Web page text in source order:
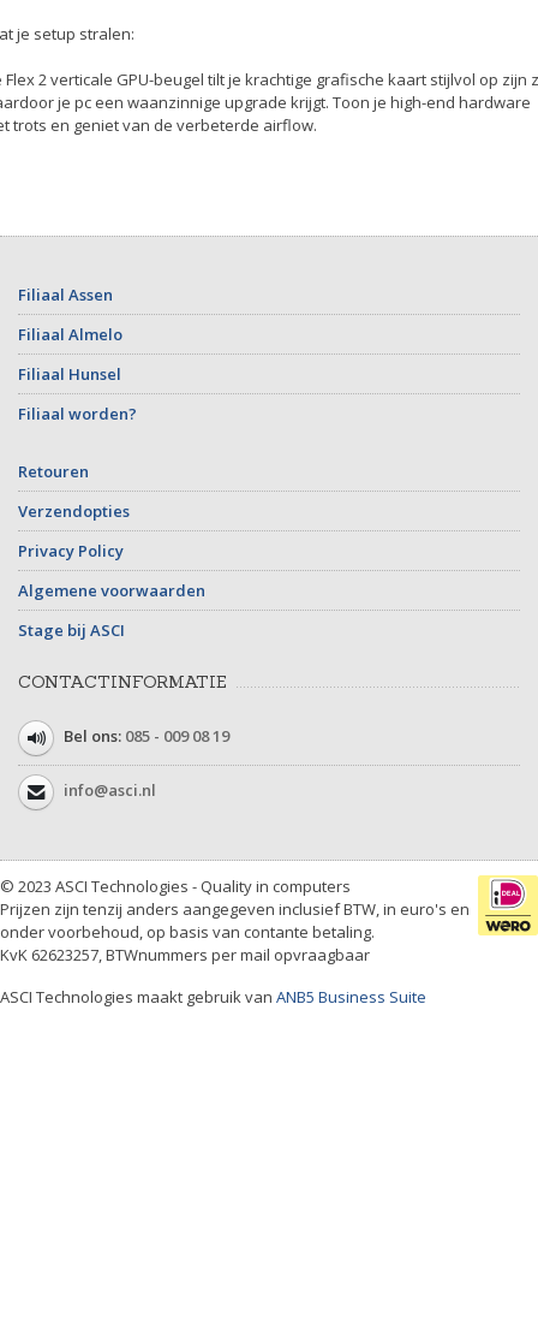
je setup stralen:
Flex 2 verticale GPU-beugel tilt je krachtige grafische kaart stijlvol op zijn
je pc een waanzinnige upgrade krijgt. Toon je high-end hardware
trots en geniet van de verbeterde airflow.
Filiaal Assen
Filiaal Almelo
Filiaal Hunsel
Filiaal worden?
Retouren
Verzendopties
Privacy Policy
Algemene voorwaarden
Stage bij ASCI
CONTACTINFORMATIE
Bel ons: 085 - 009 08 19
info@asci.nl
© 2023 ASCI Technologies - Quality in computers
Prijzen zijn tenzij anders aangegeven inclusief BTW, in euro's en
onder voorbehoud, op basis van contante betaling.
KvK 62623257, BTWnummers per mail opvraagbaar
ASCI Technologies maakt gebruik van ANB5 Business Suite